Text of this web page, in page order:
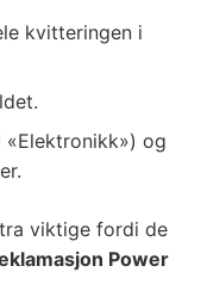
kvitteringen i
og
viktige fordi de
Power